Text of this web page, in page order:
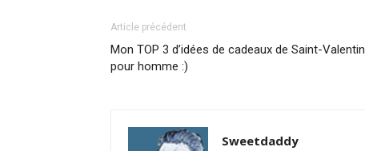
Article précédent
Mon TOP 3 d’idées de cadeaux de Saint-Valentin
pour homme :)
Sweetdaddy